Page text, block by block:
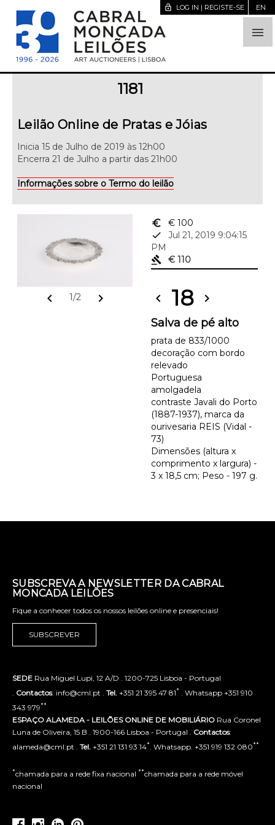

lock_open LOG IN | REGISTE-SE EN
1181
Leilão Online de Pratas e Jóias
Inicia 15 de Julho de 2019 às 12h00
Encerra 21 de Julho a partir das 21h00
Informações sobre o Termo do leilão
chevron_left 1/2 chevron_right
euro_symbol
€ 100
done
Jul 21, 2019 9:04:15
PM
gavel
€ 110
chevron_left 18 chevron_right
Salva de pé alto
prata de 833/1000
decoração com bordo
relevado
Portuguesa
amolgadela
contraste Javali do Porto
(1887-1937), marca da
ourivesaria REIS (Vidal -
73)
Dimensões (altura x
comprimento x largura) -
3 x 18,5 cm; Peso - 197 g.
SUBSCREVA A NEWSLETTER DA CABRAL
MONCADA LEILÕES
Fique a conhecer todos os nossos leilões online e presenciais!
SUBSCREVER
SEDE Rua Miguel Lupi, 12 A/D . 1200-725 Lisboa - Portugal
Contactos: info@cml.pt . Tel. +351 21 395 47 81* . Whatsapp +351 910
343 979**
ESPAÇO ALAMEDA - LEILÕES ONLINE DE MOBILIÁRIO Rua Coronel
Luna de Oliveira, 15 B . 1900-166 Lisboa - Portugal . Contactos:
alameda@cml.pt . Tel. +351 21 131 93 14* . Whatsapp. +351 919 132 080**
*chamada para a rede fixa nacional **chamada para a rede móvel
nacional